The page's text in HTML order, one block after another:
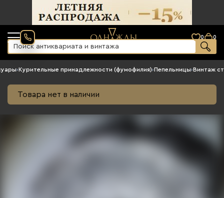
0 0
›Курительные принадлежности (фумофилия)›Пепельницы›Винтаж
Товара нет в наличии